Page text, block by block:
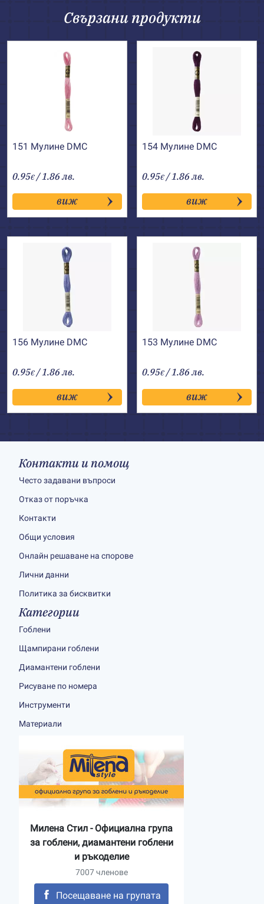
Свързани продукти
151 Мулине DMC
0.95€ / 1.86 лв.
виж
154 Мулине DMC
0.95€ / 1.86 лв.
виж
156 Мулине DMC
0.95€ / 1.86 лв.
виж
153 Мулине DMC
0.95€ / 1.86 лв.
виж
Контакти и помощ
Често задавани въпроси
Отказ от поръчка
Контакти
Общи условия
Онлайн решаване на спорове
Лични данни
Политика за бисквитки
Категории
Гоблени
Щампирани гоблени
Диамантени гоблени
Рисуване по номера
Инструменти
Материали
Милена Стил - Официална група
за гоблени, диамантени гоблени
и ръкоделие
7007 членове
Посещаване на групата